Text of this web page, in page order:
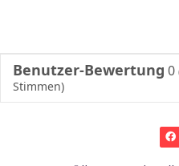
Benutzer-Bewertung 0
Stimmen)